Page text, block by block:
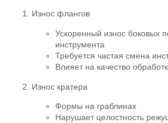
Износ флангов
Ускоренный износ боковых
инструмента
Требуется частая смена
Влияет на качество
Износ кратера
Формы на граблинах
Нарушает целостность